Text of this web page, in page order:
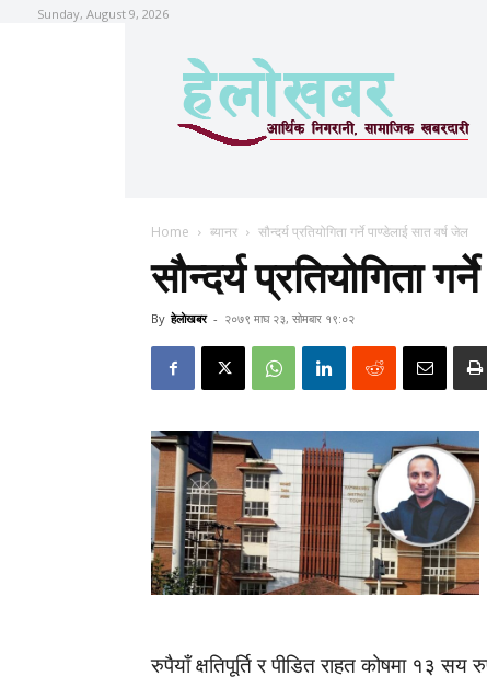
Sunday, August 9, 2026
Home ब्यानर सौन्दर्य प्रतियोगिता गर्ने पाण्डेलाई सात वर्ष जेल
सौन्दर्य प्रतियोगिता
By हेलाेखबर - २०७९ माघ २३, सोमबार १९:०२
रुपैयाँ क्षतिपूर्ति र पीडित राहत कोषमा १३